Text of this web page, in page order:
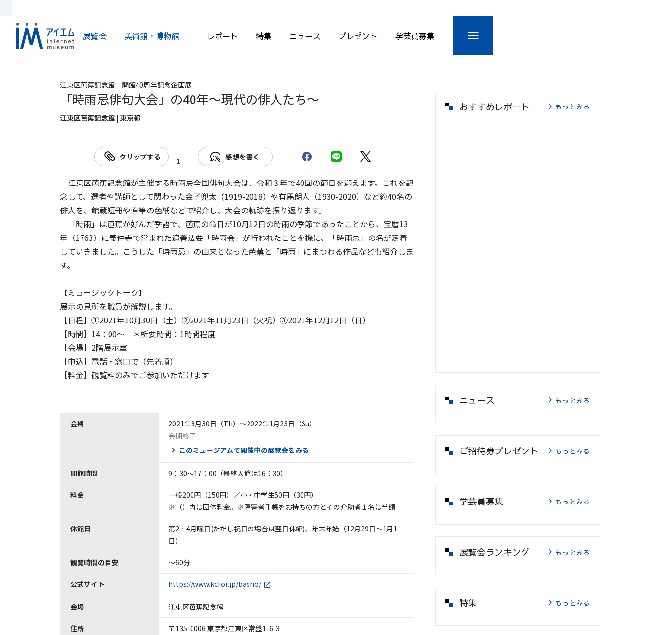
展覧会 美術館・博物館 レポート 特集 ニュース プレゼント 学芸員募集
江東区芭蕉記念館 開館40周年記念企画展
「時雨忌俳句大会」の40年～現代の俳人たち～
江東区芭蕉記念館 | 東京都
クリップする 1 感想を書く
江東区芭蕉記念館が主催する時雨忌全国俳句大会は、令和３年で40回の節目を迎えます。これを記
念して、選者や講師として関わった金子兜太（1919-2018）や有馬朗人（1930-2020）など約40名の
俳人を、館蔵短冊や直筆の色紙などで紹介し、大会の軌跡を振り返ります。
「時雨」は芭蕉が好んだ季語で、芭蕉の命日が10月12日の時雨の季節であったことから、宝暦13
年（1763）に義仲寺で営まれた追善法要「時雨会」が行われたことを機に、「時雨忌」の名が定着
していきました。こうした「時雨忌」の由来となった芭蕉と「時雨」にまつわる作品なども紹介しま
す。
【ミュージックトーク】
展示の見所を職員が解説します。
［日程］①2021年10月30日（土）②2021年11月23日（火祝）③2021年12月12日（日）
［時間］14：00～ ＊所要時間：1時間程度
［会場］2階展示室
［申込］電話・窓口で（先着順）
［料金］観覧料のみでご参加いただけます
会期
2021年9月30日（Th）〜2022年1月23日（Su）
会期終了
このミュージアムで開催中の展覧会をみる
開館時間 9：30～17：00（最終入館は16：30）
料金
一般200円（150円）／小・中学生50円（30円）
※（）内は団体料金。※障害者手帳をお持ちの方とその介助者１名は半額
休館日
第2・4月曜日(ただし祝日の場合は翌日休館)、年末年始（12月29日～1月1
日）
観覧時間の目安 ～60分
公式サイト https://www.kcf.or.jp/basho/
会場 江東区芭蕉記念館
住所
〒135-0006 東京都江東区常盤1-6-3
おすすめレポート もっとみる
ニュース もっとみる
ご招待券プレゼント もっとみる
学芸員募集 もっとみる
展覧会ランキング もっとみる
特集 もっとみる